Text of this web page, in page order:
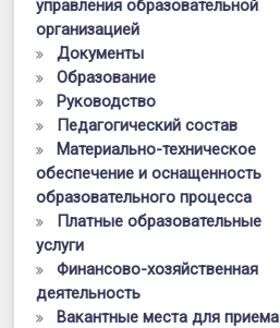
управления образовательной
организацией
Документы
Образование
Руководство
Педагогический состав
Материально-техническое
обеспечение и оснащенность
образовательного процесса
Платные образовательные
услуги
Финансово-хозяйственная
деятельность
Вакантные места для приема